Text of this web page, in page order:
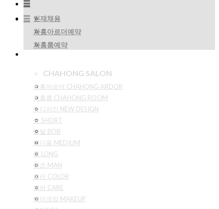
인재채용
차홍아르더예약
차홍룸예약
CHAHONG SALON
차홍아르더 CHAHONG ARDOR
차홍룸 CHAHONG ROOM
뉴디자인 NEW DESIGN
숏 SHORT
단발 BOB
미디움 MEDIUM
롱 LONG
맨즈 MAN
컬러 COLOR
케어 CARE
메이크업 MAKEUP